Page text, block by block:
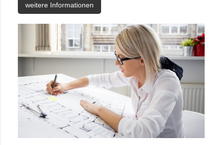
weitere Informationen